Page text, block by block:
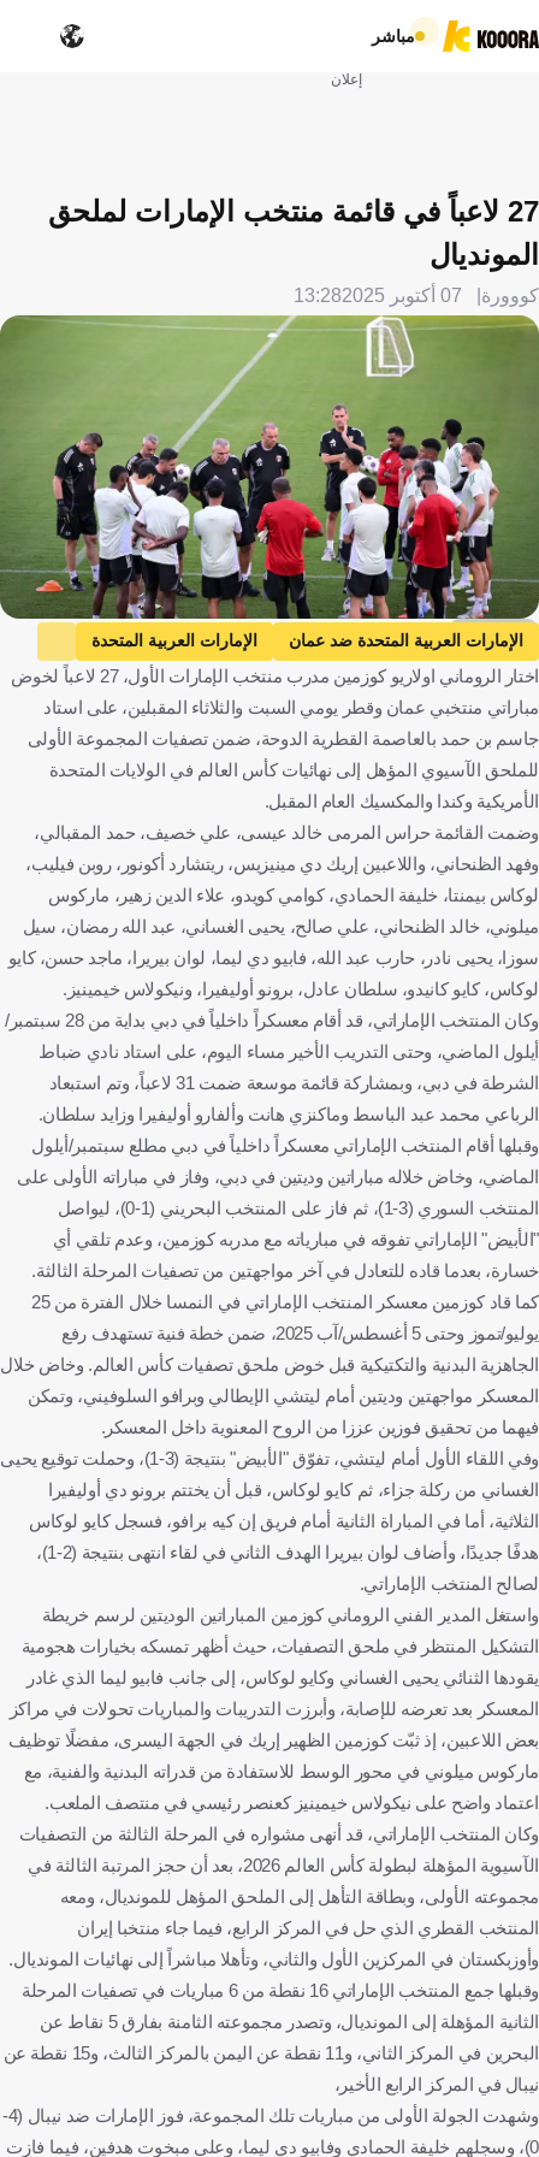
مباشر
إعلان
27 لاعباً في قائمة منتخب الإمارات لملحق
المونديال
كووورة 07 أكتوبر 2025 13:28
KOOORA
الإمارات العربية المتحدة ضد عمان
الإمارات العربية المتحدة
عمان
التصفيات المؤهلة لكأس العالم - آسيا
قطر ضد الإمارات العربية المتحدة
قطر
كوزمين أولارويو
كرة قدم
اختار الروماني اولاريو كوزمين مدرب منتخب الإمارات الأول، 27 لاعباً لخوض
مباراتي منتخبي عمان وقطر يومي السبت والثلاثاء المقبلين، على استاد
جاسم بن حمد بالعاصمة القطرية الدوحة، ضمن تصفيات المجموعة الأولى
للملحق الآسيوي المؤهل إلى نهائيات كأس العالم في الولايات المتحدة
الأمريكية وكندا والمكسيك العام المقبل.
وضمت القائمة حراس المرمى خالد عيسى، علي خصيف، حمد المقبالي،
وفهد الظنحاني، واللاعبين إريك دي مينيزيس، ريتشارد أكونور، روبن فيليب،
لوكاس بيمنتا، خليفة الحمادي، كوامي كويدو، علاء الدين زهير، ماركوس
ميلوني، خالد الظنحاني، علي صالح، يحيى الغساني، عبد الله رمضان، سیل
سوزا، یحيى نادر، حارب عبد الله، فابيو دي ليما، لوان بيريرا، ماجد حسن، كايو
لوكاس، كايو كانيدو، سلطان عادل، برونو أوليفيرا، ونیكولاس خیمینیز.
وكان المنتخب الإماراتي، قد أقام معسكراً داخلياً في دبي بداية من 28 سبتمبر/
أيلول الماضي، وحتى التدريب الأخير مساء اليوم، على استاد نادي ضباط
الشرطة في دبي، وبمشاركة قائمة موسعة ضمت 31 لاعباً، وتم استبعاد
الرباعي محمد عبد الباسط وماكنزي هانت وألفارو أوليفيرا وزايد سلطان.
وقبلها أقام المنتخب الإماراتي معسكراً داخلياً في دبي مطلع سبتمبر/أيلول
الماضي، وخاض خلاله مباراتين وديتين في دبي، وفاز في مباراته الأولى على
المنتخب السوري (3-1)، ثم فاز على المنتخب البحريني (1-0)، ليواصل
"الأبيض" الإماراتي تفوقه في مبارياته مع مدربه كوزمين، وعدم تلقي أي
خسارة، بعدما قاده للتعادل في آخر مواجهتين من تصفيات المرحلة الثالثة.
كما قاد كوزمين معسكر المنتخب الإماراتي في النمسا خلال الفترة من 25
يوليو/تموز وحتى 5 أغسطس/آب 2025، ضمن خطة فنية تستهدف رفع
الجاهزية البدنية والتكتيكية قبل خوض ملحق تصفيات كأس العالم. وخاض خلال
المعسكر مواجهتين وديتين أمام ليتشي الإيطالي وبرافو السلوفيني، وتمكن
فيهما من تحقيق فوزين عززا من الروح المعنوية داخل المعسكر.
وفي اللقاء الأول أمام ليتشي، تفوّق "الأبيض" بنتيجة (3-1)، وحملت توقيع يحيى
الغساني من ركلة جزاء، ثم كايو لوكاس، قبل أن يختتم برونو دي أوليفيرا
الثلاثية، أما في المباراة الثانية أمام فريق إن كيه برافو، فسجل كايو لوكاس
هدفًا جديدًا، وأضاف لوان بيريرا الهدف الثاني في لقاء انتهى بنتيجة (2-1)،
لصالح المنتخب الإماراتي.
واستغل المدير الفني الروماني كوزمين المباراتين الوديتين لرسم خريطة
التشكيل المنتظر في ملحق التصفيات، حيث أظهر تمسكه بخيارات هجومية
يقودها الثنائي يحيى الغساني وكايو لوكاس، إلى جانب فابيو ليما الذي غادر
المعسكر بعد تعرضه للإصابة، وأبرزت التدريبات والمباريات تحولات في مراكز
بعض اللاعبين، إذ ثبّت كوزمين الظهير إريك في الجهة اليسرى، مفضلًا توظيف
ماركوس ميلوني في محور الوسط للاستفادة من قدراته البدنية والفنية، مع
اعتماد واضح على نيكولاس خيمينيز كعنصر رئيسي في منتصف الملعب.
وكان المنتخب الإماراتي، قد أنهى مشواره في المرحلة الثالثة من التصفيات
الآسيوية المؤهلة لبطولة كأس العالم 2026، بعد أن حجز المرتبة الثالثة في
مجموعته الأولى، وبطاقة التأهل إلى الملحق المؤهل للمونديال، ومعه
المنتخب القطري الذي حل في المركز الرابع، فيما جاء منتخبا إيران
وأوزبكستان في المركزين الأول والثاني، وتأهلا مباشراً إلى نهائيات المونديال.
وقبلها جمع المنتخب الإماراتي 16 نقطة من 6 مباريات في تصفيات المرحلة
الثانية المؤهلة إلى المونديال، وتصدر مجموعته الثامنة بفارق 5 نقاط عن
البحرين في المركز الثاني، و11 نقطة عن اليمن بالمركز الثالث، و15 نقطة عن
نيبال في المركز الرابع الأخير،
وشهدت الجولة الأولى من مباريات تلك المجموعة، فوز الإمارات ضد نيبال (4-
0)، وسجلهم خليفة الحمادي وفابيو دي ليما، وعلي مبخوت هدفين، فيما فازت